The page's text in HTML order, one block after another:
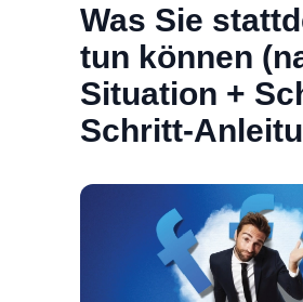
Was Sie
tun können
Situation +
Schritt-